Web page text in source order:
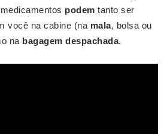
podem tanto ser
você na cabine (na mala, bolsa ou
na bagagem despachada.